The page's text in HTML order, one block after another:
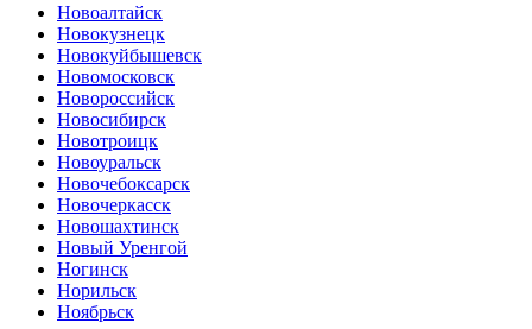
Новоалтайск
Новокузнецк
Новокуйбышевск
Новомосковск
Новороссийск
Новосибирск
Новотроицк
Новоуральск
Новочебоксарск
Новочеркасск
Новошахтинск
Новый Уренгой
Ногинск
Норильск
Ноябрьск